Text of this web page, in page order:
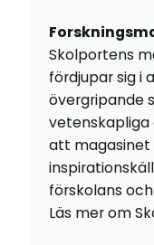
Skolportens
fördjupar sig i
övergripande
vetenskapliga
att magasinet
förskolans
Läs mer om